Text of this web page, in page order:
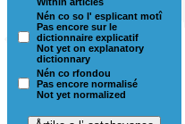
Nén co so l' esplicant motî
Pas encore sur le
dictionnaire explicatif
Not yet on explanatory
dictionnary
Nén co rfondou
Pas encore normalisé
Not yet normalized